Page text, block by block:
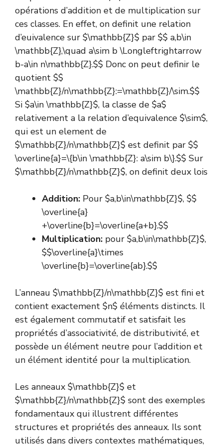
opérations d’addition et de multiplication sur
ces classes. En effet, on definit une relation
d’euivalence sur $\mathbb{Z}$ par $$ a,b\in
\mathbb{Z},\quad a\sim b \Longleftrightarrow
b-a\in n\mathbb{Z}.$$ Donc on peut definir le
quotient $$
\mathbb{Z}/n\mathbb{Z}:=\mathbb{Z}/\sim.$$
Si $a\in \mathbb{Z}$, la classe de $a$
relativement a la relation d’equivalence $\sim$,
qui est un element de
$\mathbb{Z}/n\mathbb{Z}$ est definit par $$
\overline{a}=\{b\in \mathbb{Z}: a\sim b\}.$$ Sur
$\mathbb{Z}/n\mathbb{Z}$, on definit deux lois
Addition: Pour $a,b\in\mathbb{Z}$, $$
\overline{a}
+\overline{b}=\overline{a+b}.$$
Multiplication: pour $a,b\in\mathbb{Z}$,
$$\overline{a}\times
\overline{b}=\overline{ab}.$$
L’anneau $\mathbb{Z}/n\mathbb{Z}$ est fini et
contient exactement $n$ éléments distincts. Il
est également commutatif et satisfait les
propriétés d’associativité, de distributivité, et
possède un élément neutre pour l’addition et
un élément identité pour la multiplication.
Les anneaux $\mathbb{Z}$ et
$\mathbb{Z}/n\mathbb{Z}$ sont des exemples
fondamentaux qui illustrent différentes
structures et propriétés des anneaux. Ils sont
utilisés dans divers contextes mathématiques,